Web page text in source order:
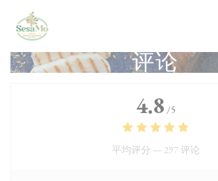
Cookie管理面板
评论
4.8 /5
平均评分 — 297 评论